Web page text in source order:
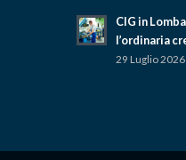
CIG in
l’ordinaria
29 Luglio